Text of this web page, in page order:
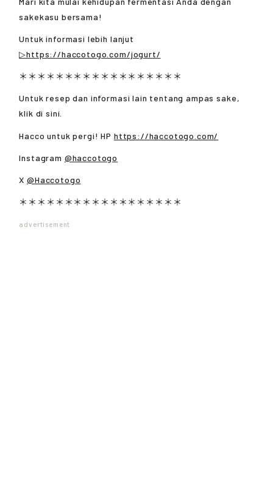
sakekasu bersama!
Untuk informasi lebih lanjut
▷https://haccotogo.com/jogurt/
＊＊＊＊＊＊＊＊＊＊＊＊＊＊＊＊＊＊
Untuk resep dan informasi lain tentang ampas sake,
klik di sini.
Hacco untuk pergi! HP https://haccotogo.com/
Instagram @haccotogo
X@Haccotogo
＊＊＊＊＊＊＊＊＊＊＊＊＊＊＊＊＊＊
advertisement